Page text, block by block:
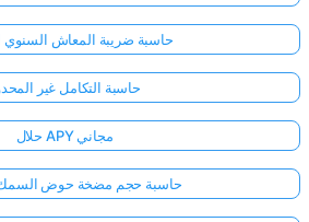
حاسبة ضريبة المعاش السنوي
حاسبة التكامل غير
حلال APY مجاني
حاسبة حجم مضخة حوض السمك